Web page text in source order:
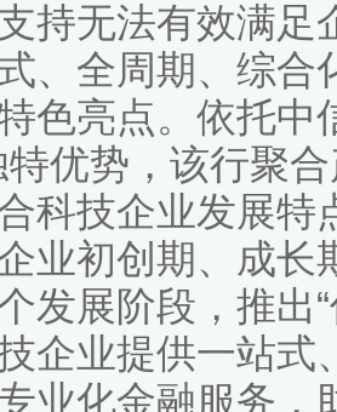
持无法有效满足
、全周期、综合
色亮点。依托中
特优势，该行聚
科技企业发展特
业初创期、成长
发展阶段，推出
企业提供一站式
业化金融服务，